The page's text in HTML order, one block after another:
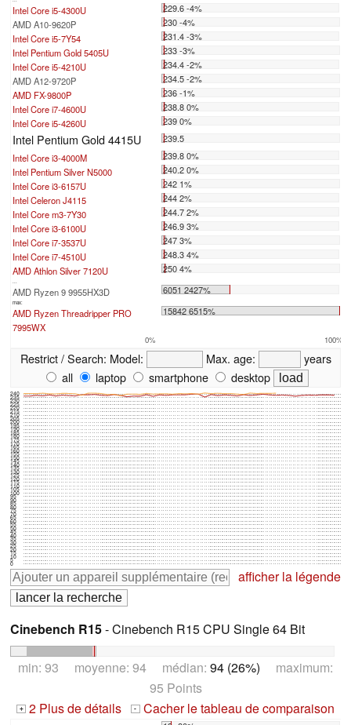
Intel Core i5-4300U
229.6 -4%
AMD A10-9620P
230 -4%
Intel Core i5-7Y54
231.4 -3%
Intel Pentium Gold 5405U
233 -3%
Intel Core i5-4210U
234.4 -2%
AMD A12-9720P
234.5 -2%
AMD FX-9800P
236 -1%
Intel Core i7-4600U
238.8 0%
Intel Core i5-4260U
239 0%
Intel Pentium Gold 4415U
239.5
Intel Core i3-4000M
239.8 0%
Intel Pentium Silver N5000
240.2 0%
Intel Core i3-6157U
242 1%
Intel Celeron J4115
244 2%
Intel Core m3-7Y30
244.7 2%
Intel Core i3-6100U
246.9 3%
Intel Core i7-3537U
247 3%
Intel Core i7-4510U
248.3 4%
AMD Athlon Silver 7120U
250 4%
AMD Ryzen 9 9955HX3D 6051 2427%
max:
AMD Ryzen Threadripper PRO
7995WX
15842 6515%
0% 100%
Restrict / Search: Model: Max. age:
years
all
laptop smartphone desktop
05
10
15
20
25
30
35
40
45
50
55
60
65
70
75
80
85
90
95
100
105
110
115
120
125
130
135
140
145
150
155
160
165
170
175
180
185
190
195
200
205
210
215
220
225
230
235
240
afficher la légende
Cinebench R15- Cinebench R15 CPU Single 64 Bit
min: 93 moyenne: 94 médian: 94 (26%) maximum:
95 Points
+ 2 Plus de détails - Cacher le tableau de comparaison